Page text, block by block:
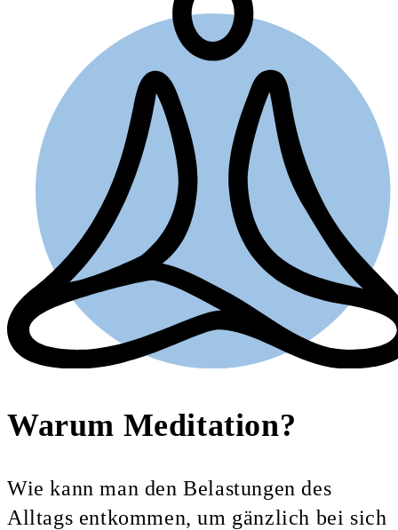
Warum Meditation?
Wie kann man den Belastungen des
Alltags entkommen, um gänzlich bei sich